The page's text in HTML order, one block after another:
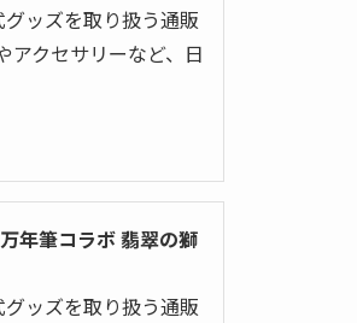
ッズを取り扱う通販
アクセサリーなど、日
年筆コラボ 翡翠の獅
ッズを取り扱う通販